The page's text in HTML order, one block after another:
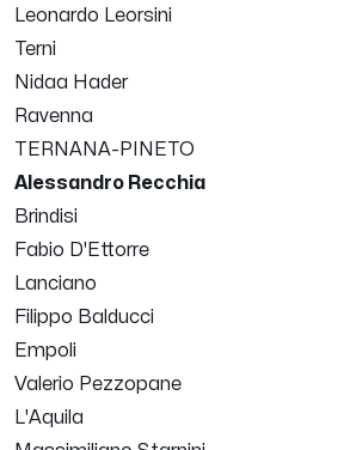
Leonardo Leorsini
Terni
Nidaa Hader
Ravenna
TERNANA-PINETO
Alessandro Recchia
Brindisi
Fabio D'Ettorre
Lanciano
Filippo Balducci
Empoli
Valerio Pezzopane
L'Aquila